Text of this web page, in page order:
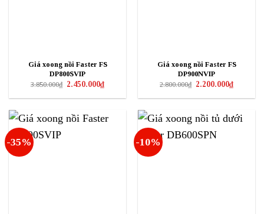
Giá xoong nồi Faster FS
DP800SVIP
3.850.000₫ Giá
là:
2.450.000₫Giá
hiện
tại
Giá xoong nồi Faster FS
DP900NVIP
2.800.000₫ Giá
là:
2.200.000₫Giá
hiện
tại
-35% -10%